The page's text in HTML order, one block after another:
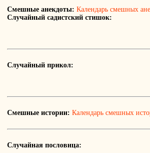
Смешные анекдоты: Календарь смешных
Случайный садистский стишок:
Случайный прикол:
Смешные истории: Календарь смешных
Случайная пословица: